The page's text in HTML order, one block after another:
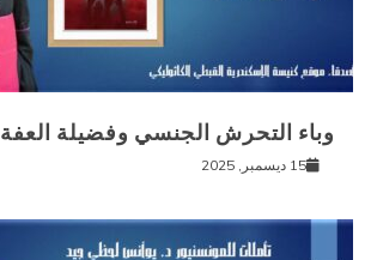
وباء التحرش الجنسي وفضيلة العفة
15 ديسمبر, 2025